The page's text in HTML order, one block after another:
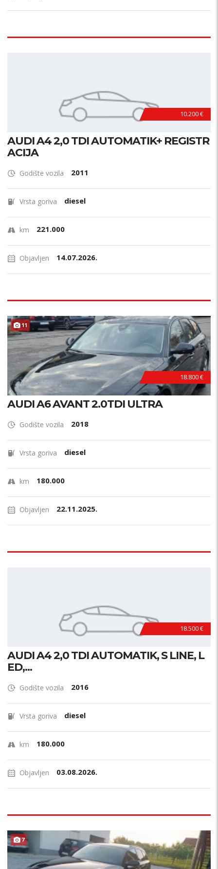
10.200 €
AUDI A4 2,0 TDI AUTOMATIK+ REGISTR
ACIJA
Godište vozila 2011
Vrsta goriva diesel
km 221.000
Objavljen 14.07.2026.
11
18.800 €
AUDI A6 AVANT 2.0TDI ULTRA
Godište vozila 2018
Vrsta goriva diesel
km 180.000
Objavljen 22.11.2025.
18.500 €
AUDI A4 2,0 TDI AUTOMATIK, S LINE, L
ED,...
Godište vozila 2016
Vrsta goriva diesel
km 180.000
Objavljen 03.08.2026.
7